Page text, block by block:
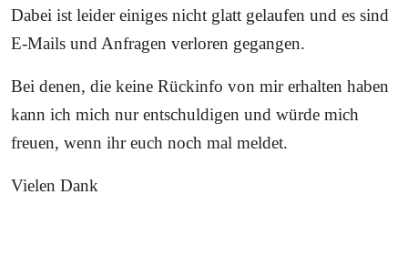
Dabei ist leider einiges nicht glatt gelaufen und es sind
E-Mails und Anfragen verloren gegangen.
Bei denen, die keine Rückinfo von mir erhalten haben
kann ich mich nur entschuldigen und würde mich
freuen, wenn ihr euch noch mal meldet.
Vielen Dank